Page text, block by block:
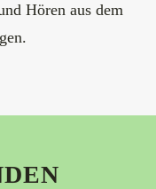
Hören aus dem